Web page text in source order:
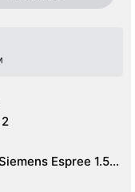
Espree 1.5